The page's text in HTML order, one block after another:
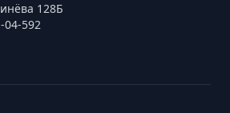
128Б
04-592